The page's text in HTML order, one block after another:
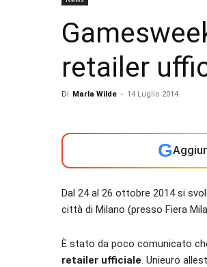
retailer
Di Marla Wilde - 14 Luglio 2014
G
Dal 24 al 26 ottobre 2014 si
città di Milano (presso Fiera
È stato da poco comunicato
retailer ufficiale. Unieuro